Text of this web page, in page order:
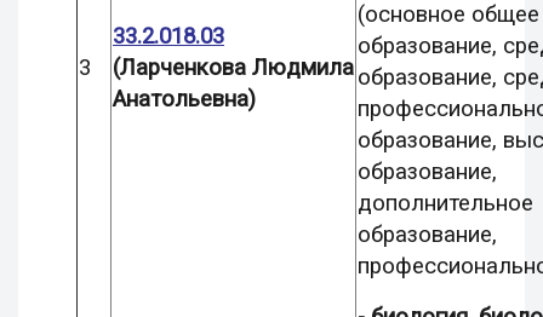
3
33.2.018.03
(Ларченкова Людмила
Анатольевна)
(основное общее
образование,
образование,
образование,
образование,
дополнительное
образование,